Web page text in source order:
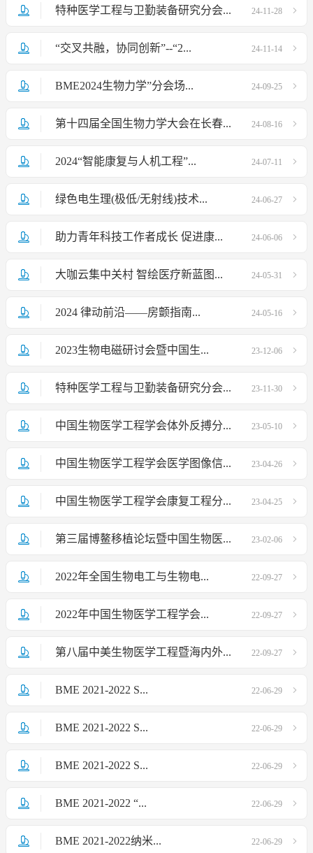
特种医学工程与卫勤装备研究分会... 24-11-28
“交叉共融，协同创新”--“2... 24-11-14
BME2024生物力学”分会场... 24-09-25
第十四届全国生物力学大会在长春... 24-08-16
2024“智能康复与人机工程”... 24-07-11
绿色电生理(极低/无射线)技术... 24-06-27
助力青年科技工作者成长 促进康... 24-06-06
大咖云集中关村 智绘医疗新蓝图... 24-05-31
2024 律动前沿——房颤指南... 24-05-16
2023生物电磁研讨会暨中国生... 23-12-06
特种医学工程与卫勤装备研究分会... 23-11-30
中国生物医学工程学会体外反搏分... 23-05-10
中国生物医学工程学会医学图像信... 23-04-26
中国生物医学工程学会康复工程分... 23-04-25
第三届博鳌移植论坛暨中国生物医... 23-02-06
2022年全国生物电工与生物电... 22-09-27
2022年中国生物医学工程学会... 22-09-27
第八届中美生物医学工程暨海内外... 22-09-27
BME 2021-2022 S... 22-06-29
BME 2021-2022 S... 22-06-29
BME 2021-2022 S... 22-06-29
BME 2021-2022 “... 22-06-29
BME 2021-2022纳米... 22-06-29